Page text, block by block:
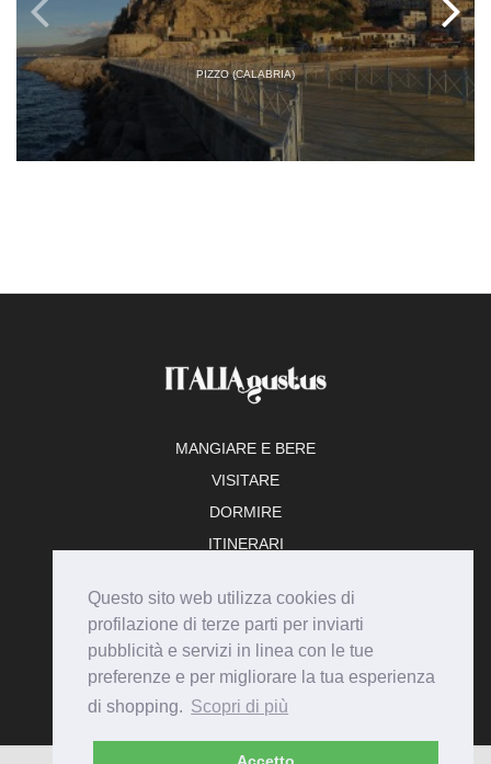
Questo sito web utilizza cookies di
profilazione di terze parti per inviarti
pubblicità e servizi in linea con le tue
preferenze e per migliorare la tua esperienza
di shopping. Scopri di più
PIZZO (CALABRIA)
MANGIARE E BERE
VISITARE
DORMIRE
ITINERARI
ADERISCI